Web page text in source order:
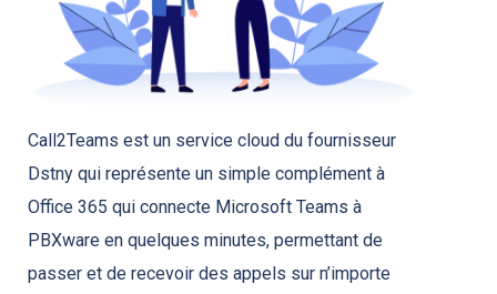
Call2Teams est un service cloud du fournisseur
Dstny qui représente un simple complément à
Office 365 qui connecte Microsoft Teams à
PBXware en quelques minutes, permettant de
passer et de recevoir des appels sur n’importe